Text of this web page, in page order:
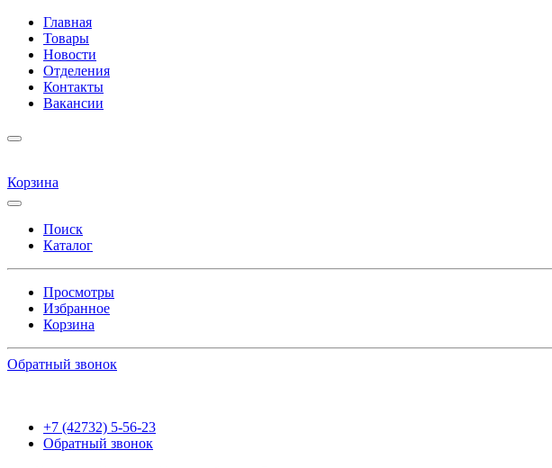
Главная
Товары
Новости
Отделения
Контакты
Вакансии
Корзина
Поиск
Каталог
Просмотры
Избранное
Корзина
Обратный звонок
+7 (42732) 5-56-23
Обратный звонок